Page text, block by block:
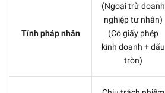
Tính pháp nhân
(Ngoại trừ doanh
nghiệp tư nhân)
(Có giấy phép
kinh doanh + dấu
tròn)